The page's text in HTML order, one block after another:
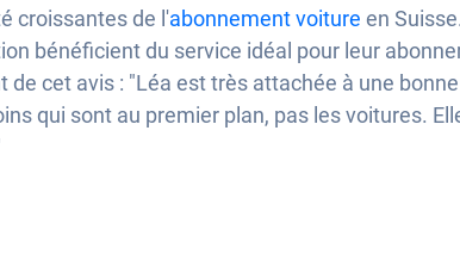
croissantes de l'abonnement voiture en
bénéficient du service idéal pour leur
de cet avis : "Léa est très attachée à une
qui sont au premier plan, pas les voitures.